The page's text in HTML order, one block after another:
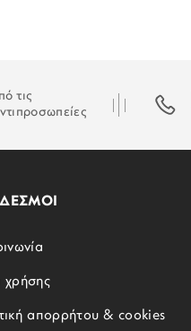
τις
χρήσης
απορρήτου & cookies